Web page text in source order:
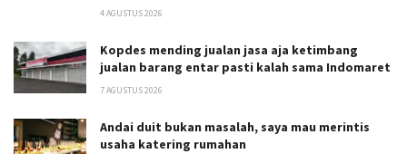
4 AGUSTUS 2026
Kopdes mending jualan jasa aja ketimbang
jualan barang entar pasti kalah sama Indomaret
7 AGUSTUS 2026
Andai duit bukan masalah, saya mau merintis
usaha katering rumahan